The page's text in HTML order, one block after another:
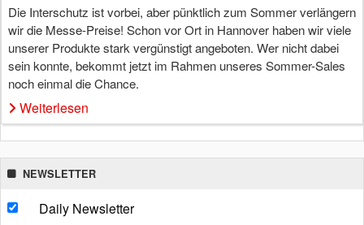
Die Interschutz ist vorbei, aber pünktlich zum Sommer verlängern
wir die Messe-Preise! Schon vor Ort in Hannover haben wir viele
unserer Produkte stark vergünstigt angeboten. Wer nicht dabei
sein konnte, bekommt jetzt im Rahmen unseres Sommer-Sales
noch einmal die Chance.
Weiterlesen
NEWSLETTER
Daily Newsletter